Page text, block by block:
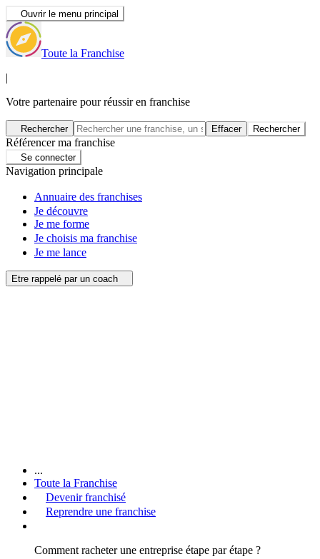
Ouvrir le menu principal
Toute la Franchise
|
Votre partenaire pour réussir en franchise
Rechercher Effacer Rechercher
Référencer ma franchise
Se connecter
Navigation principale
Annuaire des franchises
Je découvre
Je me forme
Je choisis ma franchise
Je me lance
Etre rappelé par un coach
...
Toute la Franchise
Devenir franchisé
Reprendre une franchise
Comment racheter une entreprise étape par étape ?